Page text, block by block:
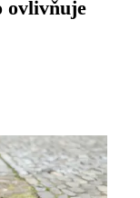
ovlivňuje